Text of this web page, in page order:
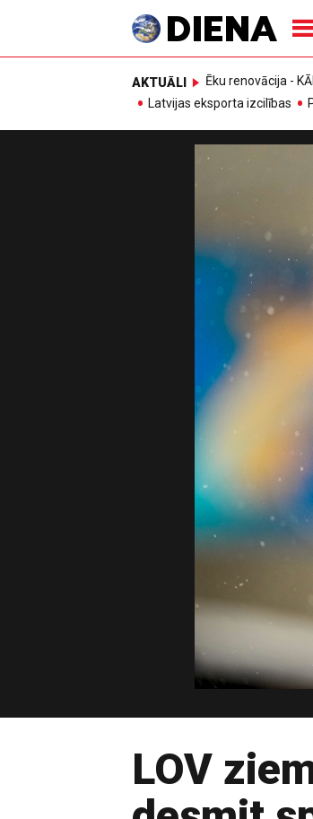
AKTUĀLI Ēku renovācija -
Latvijas eksporta izcilības
LOV